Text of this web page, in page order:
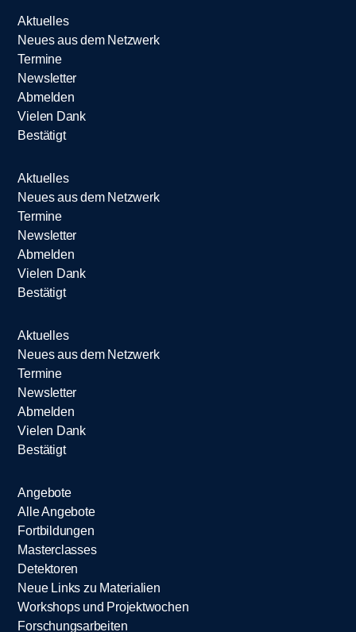
Aktuelles
Neues aus dem Netzwerk
Termine
Newsletter
Abmelden
Vielen Dank
Bestätigt
Aktuelles
Neues aus dem Netzwerk
Termine
Newsletter
Abmelden
Vielen Dank
Bestätigt
Aktuelles
Neues aus dem Netzwerk
Termine
Newsletter
Abmelden
Vielen Dank
Bestätigt
Angebote
Alle Angebote
Fortbildungen
Masterclasses
Detektoren
Neue Links zu Materialien
Workshops und Projektwochen
Forschungsarbeiten